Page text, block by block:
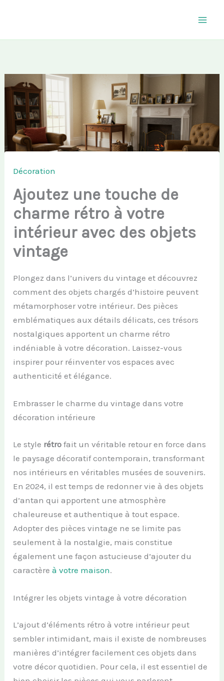
Décoration
Ajoutez une touche de
charme rétro à votre
intérieur avec des objets
vintage
Plongez dans l’univers du vintage et découvrez
comment des objets chargés d’histoire peuvent
métamorphoser votre intérieur. Des pièces
emblématiques aux détails délicats, ces trésors
nostalgiques apportent un charme rétro
indéniable à votre décoration. Laissez-vous
inspirer pour réinventer vos espaces avec
authenticité et élégance.
Embrasser le charme du vintage dans votre
décoration intérieure
Le style rétro fait un véritable retour en force dans
le paysage décoratif contemporain, transformant
nos intérieurs en véritables musées de souvenirs.
En 2024, il est temps de redonner vie à des objets
d’antan qui apportent une atmosphère
chaleureuse et authentique à tout espace.
Adopter des pièces vintage ne se limite pas
seulement à la nostalgie, mais constitue
également une façon astucieuse d’ajouter du
caractèreà votre maison.
Intégrer les objets vintage à votre décoration
L’ajout d’éléments rétro à votre intérieur peut
sembler intimidant, mais il existe de nombreuses
manières d’intégrer facilement ces objets dans
votre décor quotidien. Pour cela, il est essentiel de